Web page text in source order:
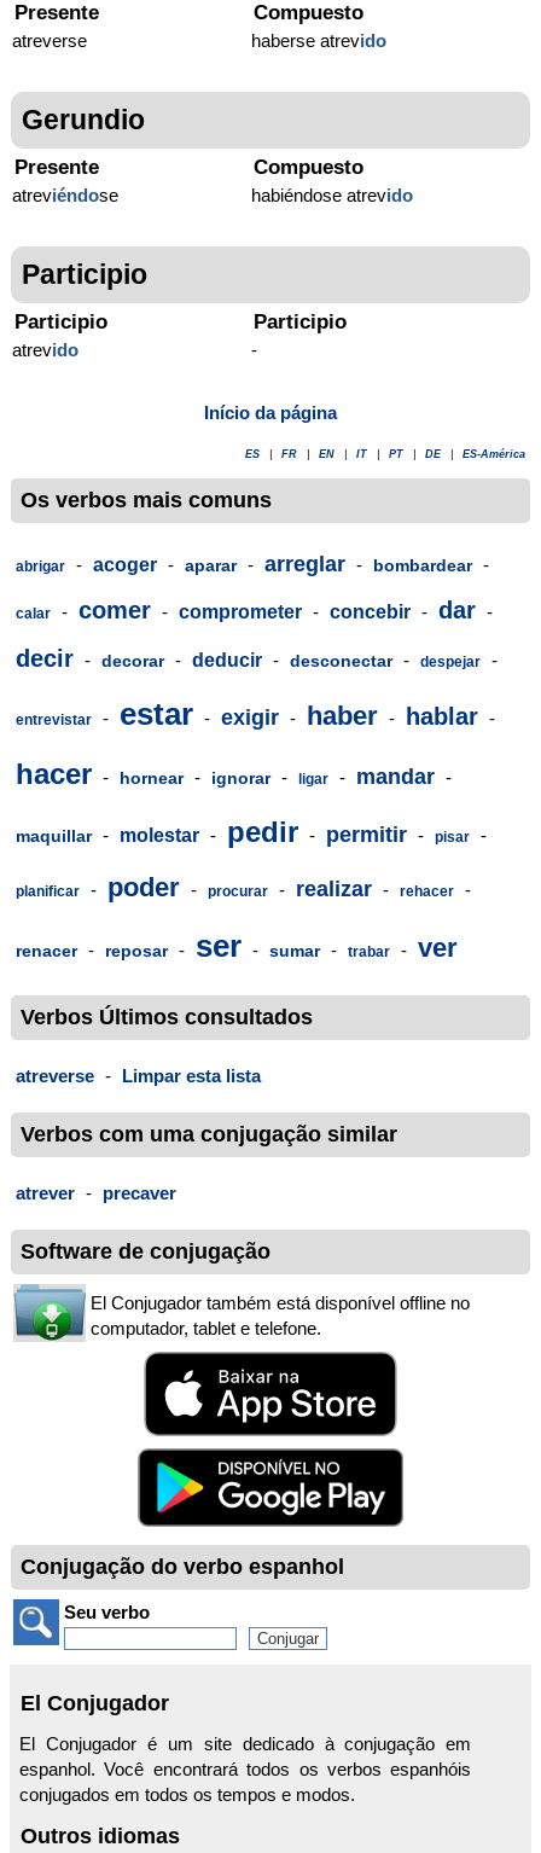
Presente
atreverse
Compuesto
haberse atrevido
Gerundio
Presente
atreviéndose
Compuesto
habiéndose atrevido
Participio
Participio
atrevido
Participio
-
Início da página
ES FR EN IT PT DE ES-América
Os verbos mais comuns
abrigar - acoger - aparar - arreglar - bombardear -
calar - comer - comprometer - concebir - dar -
decir - decorar - deducir - desconectar - despejar -
entrevistar - estar - exigir - haber - hablar -
hacer - hornear - ignorar - ligar - mandar -
maquillar - molestar - pedir - permitir - pisar -
planificar - poder - procurar - realizar - rehacer -
renacer - reposar - ser - sumar - trabar - ver
Verbos Últimos consultados
atreverse - Limpar esta lista
Verbos com uma conjugação similar
atrever - precaver
Software de conjugação
El Conjugador também está disponível offline no
computador, tablet e telefone.
Conjugação do verbo espanhol
Seu verbo
El Conjugador
El Conjugador é um site dedicado à conjugação em
espanhol. Você encontrará todos os verbos espanhóis
conjugados em todos os tempos e modos.
Outros idiomas